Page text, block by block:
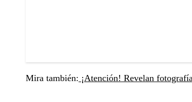
Mira también: ¡Atención! Revelan